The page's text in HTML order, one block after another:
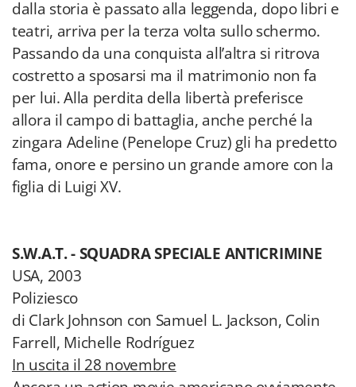
dalla storia è passato alla leggenda, dopo libri e
teatri, arriva per la terza volta sullo schermo.
Passando da una conquista all’altra si ritrova
costretto a sposarsi ma il matrimonio non fa
per lui. Alla perdita della libertà preferisce
allora il campo di battaglia, anche perché la
zingara Adeline (Penelope Cruz) gli ha predetto
fama, onore e persino un grande amore con la
figlia di Luigi XV.
S.W.A.T. - SQUADRA SPECIALE ANTICRIMINE
USA, 2003
Poliziesco
di Clark Johnson con Samuel L. Jackson, Colin
Farrell, Michelle Rodríguez
In uscita il 28 novembre